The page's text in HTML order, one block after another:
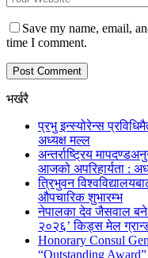
Save my name, email,
time I comment.
भर्खरै
प्रभु इन्स्योरेन्स
अध्यक्ष मल्ल
अन्तर्राष्ट्रिय
आजको अपरिहार्यता :
त्रिभुवन
औपचारिक शुभारम्भ
नेपालका देव जैसवाल बने
२०२६’ किड्स मेल
Honorary Consul
“Outstanding